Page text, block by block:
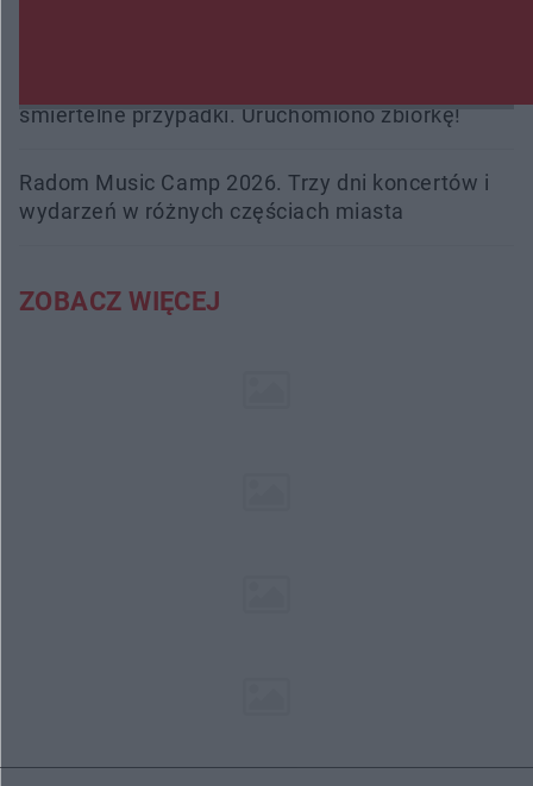
śmiertelne przypadki. Uruchomiono zbiórkę!
Radom Music Camp 2026. Trzy dni koncertów i
wydarzeń w różnych częściach miasta
ZOBACZ WIĘCEJ